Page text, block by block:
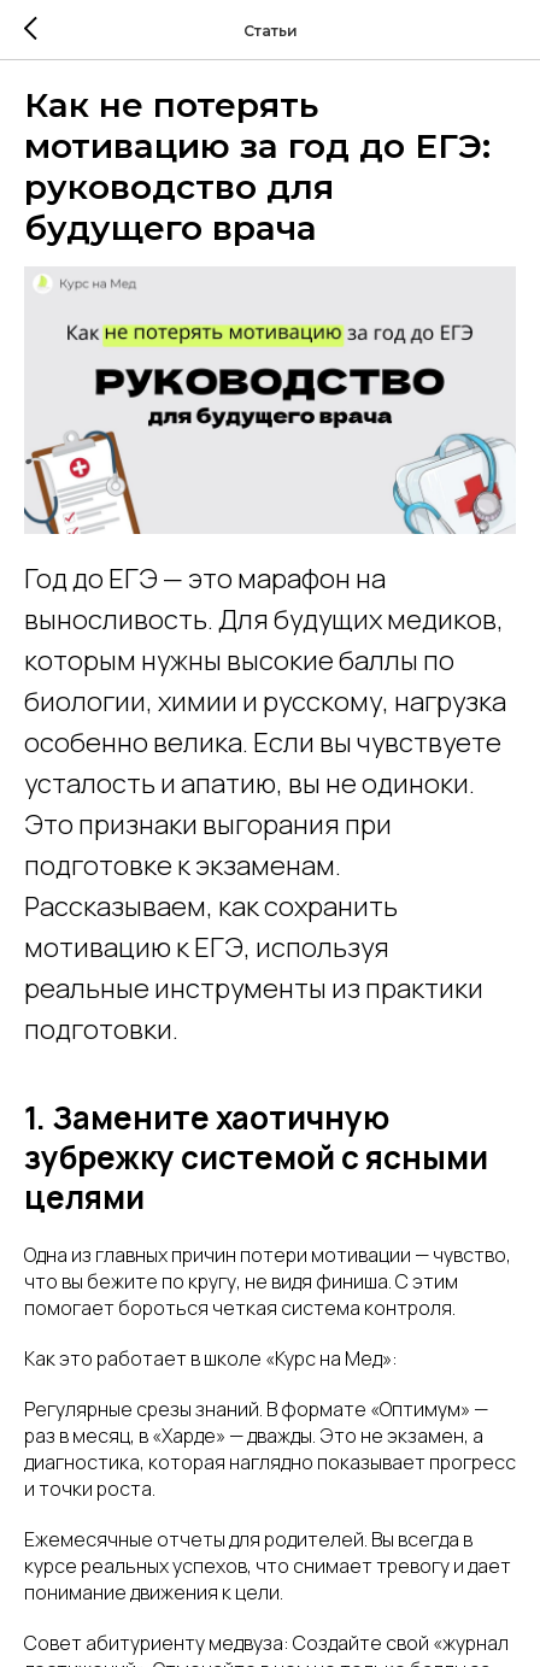
Статьи
Как не потерять
мотивацию за год до ЕГЭ:
руководство для
будущего врача
Год до ЕГЭ — это марафон на
выносливость. Для будущих медиков,
которым нужны высокие баллы по
биологии, химии и русскому, нагрузка
особенно велика. Если вы чувствуете
усталость и апатию, вы не одиноки.
Это признаки выгорания при
подготовке к экзаменам.
Рассказываем, как сохранить
мотивацию к ЕГЭ, используя
реальные инструменты из практики
подготовки.
1. Замените хаотичную
зубрежку системой с ясными
целями
Одна из главных причин потери мотивации — чувство,
что вы бежите по кругу, не видя финиша. С этим
помогает бороться четкая система контроля.
Как это работает в школе «Курс на Мед»:
Регулярные срезы знаний. В формате «Оптимум» —
раз в месяц, в «Харде» — дважды. Это не экзамен, а
диагностика, которая наглядно показывает прогресс
и точки роста.
Ежемесячные отчеты для родителей. Вы всегда в
курсе реальных успехов, что снимает тревогу и дает
понимание движения к цели.
Совет абитуриенту медвуза: Создайте свой «журнал